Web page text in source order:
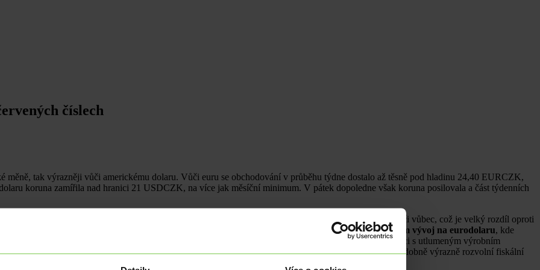
číslech
měně, tak výrazněji vůči americkému dolaru. Vůči euru se obchodování v průběhu týdne dostalo až těsně pod hladinu 24,40 EURCZK,
koruna zamířila nad hranici 21 USDCZK, na více jak měsíční minimum. V pátek dopoledne však koruna posilovala a část týdenních
parlamentních voleb.
Historicky vždy platilo, že koruna na výsledky voleb reagovala minimálně či vůbec, což je velký rozdíl oproti
naopak politika silný kurzotvorný potenciál.
Za oslabením koruny v tomto týdnu tak stál především vývoj na eurodolaru, kde
moc nesvědčí.
, což v kombinaci s utlumeným výrobním
v nejbližších čtvrtletích zpomalovat. Zde je však třeba obratem říci, že nová vláda v r. 2026 pravděpodobně výrazně rozvolní fiskální
vyšší růst HDP. Fiskální expanze se také rozjíždí v Německu.